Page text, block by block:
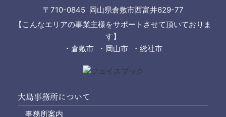
〒710-0845 岡山県倉敷市西富井629-77
【こんなエリアの事業主様をサポートさせて頂いておりま
す】
・倉敷市 ・岡山市 ・総社市
大島事務所について
事務所案内